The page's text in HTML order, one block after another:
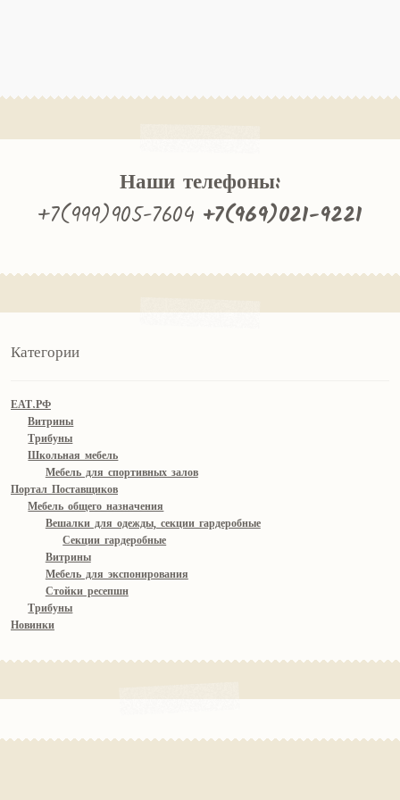
Наши телефоны:
+7(999)905-7604 +7(969)021-9221
Категории
ЕАТ.РФ
Витрины
Трибуны
Школьная мебель
Мебель для спортивных залов
Портал Поставщиков
Мебель общего назначения
Вешалки для одежды, секции гардеробные
Секции гардеробные
Витрины
Мебель для экспонирования
Стойки ресепшн
Трибуны
Новинки